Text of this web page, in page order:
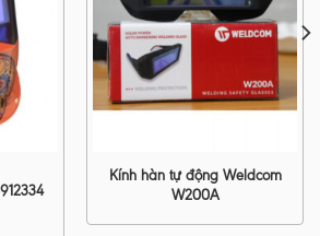
Kính hàn tự động Weldcom
W200A